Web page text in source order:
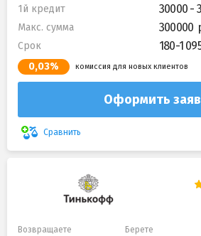
1й кредит 30000 -
Макс. сумма 300000
Срок 180-1
0,03% комиссия для новых клиентов
Оформить
Сравнить
Возвращаете Берете